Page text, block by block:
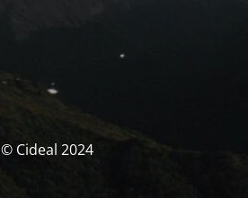
© Cideal 2024